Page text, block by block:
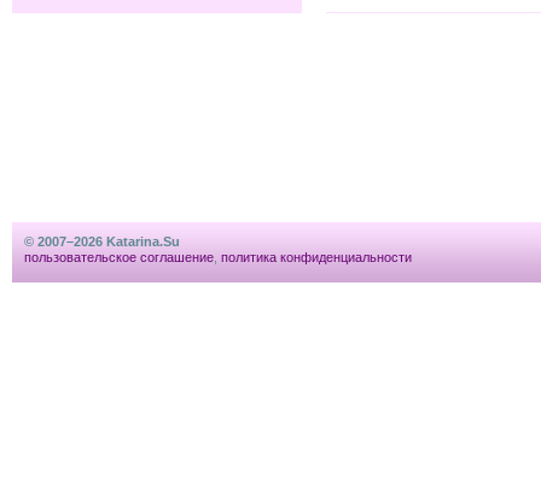
© 2007–2026 Katarina.Su
пользовательское соглашение политика конфиденциальности